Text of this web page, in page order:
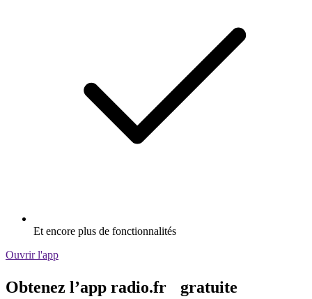
Et encore plus de fonctionnalités
Ouvrir l'app
Obtenez l’app radio.fr gratuite